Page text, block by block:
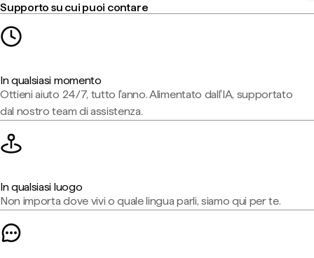
Supporto su cui puoi contare
In qualsiasi momento
Ottieni aiuto 24/7, tutto l'anno. Alimentato dall'IA, supportato
dal nostro team di assistenza.
In qualsiasi luogo
Non importa dove vivi o quale lingua parli, siamo qui per te.